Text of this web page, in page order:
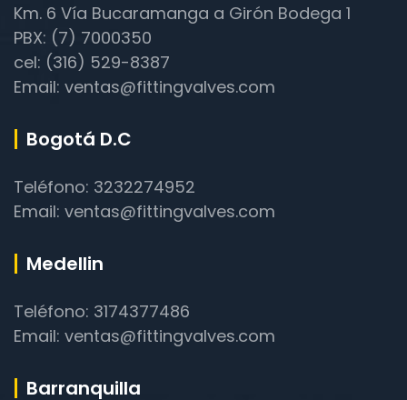
Km. 6 Vía Bucaramanga a Girón Bodega 1
PBX: (7) 7000350
cel: (316) 529-8387
Email: ventas@fittingvalves.com
Bogotá D.C
Teléfono: 3232274952
Email: ventas@fittingvalves.com
Medellin
Teléfono: 3174377486
Email: ventas@fittingvalves.com
Barranquilla